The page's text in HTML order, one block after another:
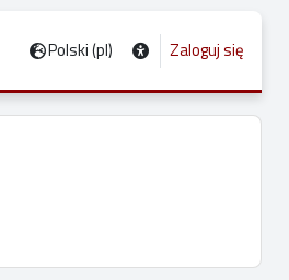
Polski ‎(pl)‎ Zaloguj się